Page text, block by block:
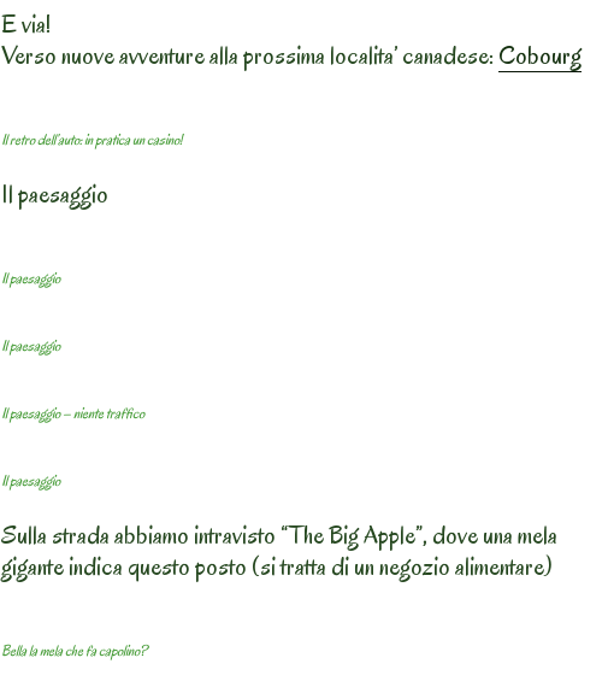
E via!
Verso nuove avventure alla prossima localita’ canadese: Cobourg
Il retro dell’auto: in pratica un casino!
Il paesaggio
Il paesaggio
Il paesaggio
Il paesaggio – niente traffico
Il paesaggio
Sulla strada abbiamo intravisto “The Big Apple”, dove una mela
gigante indica questo posto (si tratta di un negozio alimentare)
Bella la mela che fa capolino?